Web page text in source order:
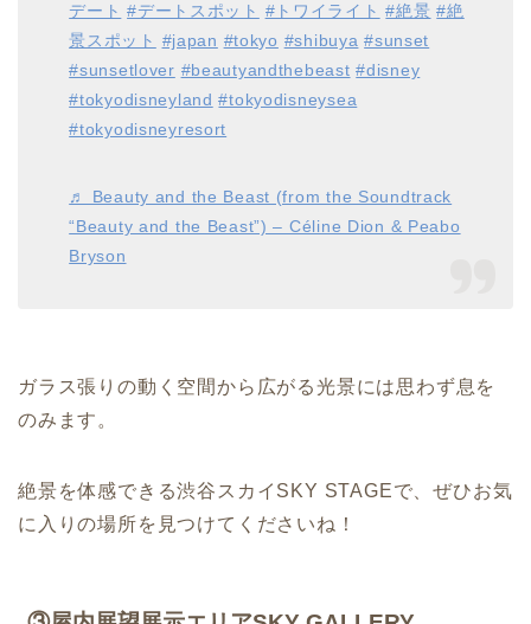
デート #デートスポット #トワイライト #絶景 #絶
景スポット #japan #tokyo #shibuya #sunset
#sunsetlover #beautyandthebeast #disney
#tokyodisneyland #tokyodisneysea
#tokyodisneyresort
♬ Beauty and the Beast (from the Soundtrack
“Beauty and the Beast”) – Céline Dion & Peabo
Bryson
ガラス張りの動く空間から広がる光景には思わず息を
のみます。
絶景を体感できる渋谷スカイSKY STAGEで、ぜひお気
に入りの場所を見つけてくださいね！